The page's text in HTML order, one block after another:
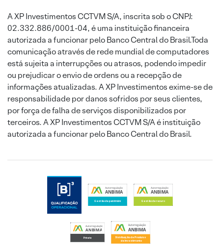
A XP Investimentos CCTVM S/A, inscrita sob o CNPJ:
02.332.886/0001-04, é uma instituição financeira
autorizada a funcionar pelo Banco Central do Brasil.Toda
comunicação através de rede mundial de computadores
está sujeita a interrupções ou atrasos, podendo impedir
ou prejudicar o envio de ordens ou a recepção de
informações atualizadas. A XP Investimentos exime-se de
responsabilidade por danos sofridos por seus clientes,
por força de falha de serviços disponibilizados por
terceiros. A XP Investimentos CCTVM S/A é instituição
autorizada a funcionar pelo Banco Central do Brasil.